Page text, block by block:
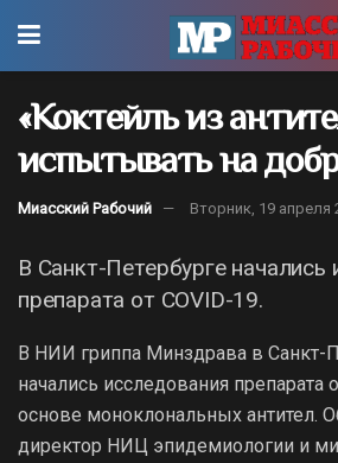
«Коктейль из
испытывать на
Миасский Рабочий Вторник, 19 апреля
В Санкт-Петербурге начались
препарата от COVID-19.
В НИИ гриппа Минздрава в Санкт-
начались исследования препарата
основе моноклональных антител.
директор НИЦ эпидемиологии и